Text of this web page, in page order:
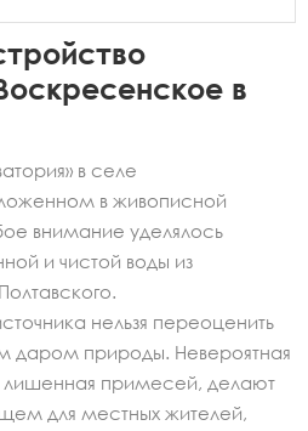
в
в селе
в живописной
внимание уделялось
и чистой воды из
нельзя переоценить
даром природы. Невероятная
лишенная примесей, делают
для местных жителей,